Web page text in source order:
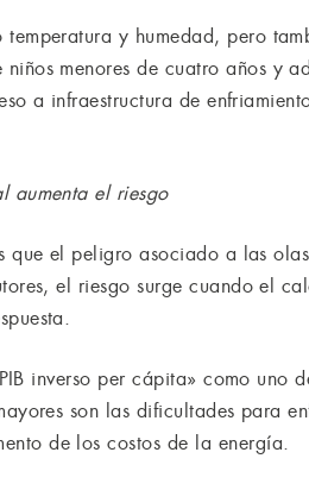
y humedad, pero
menores de cuatro años y
a infraestructura de
aumenta el riesgo
el peligro asociado a las
el riesgo surge cuando el
inverso per cápita» como uno
son las dificultades para
de los costos de la energía.